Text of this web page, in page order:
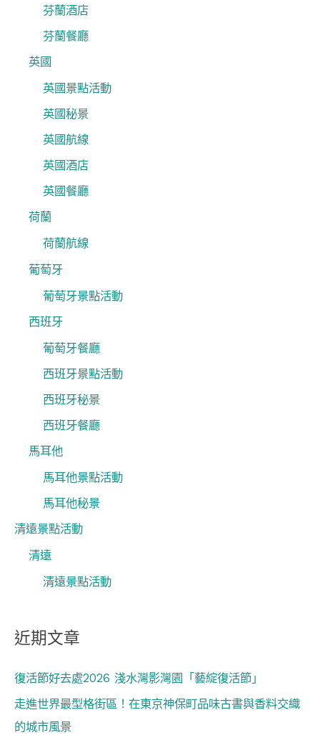
芬蘭酒店
芬蘭餐廳
英國
英國景點活動
英國秘景
英國航線
英國酒店
英國餐廳
荷蘭
荷蘭航線
葡萄牙
葡萄牙景點活動
西班牙
葡萄牙餐廳
西班牙景點活動
西班牙秘景
西班牙餐廳
馬耳他
馬耳他景點活動
馬耳他秘景
清遠景點活動
清遠
清遠景點活動
近期文章
復活節好去處2026 淺水灣影灣園「藝綻復活節」
走進世界最型格街區！在東京神保町品味古書與香料交織
的城市風景